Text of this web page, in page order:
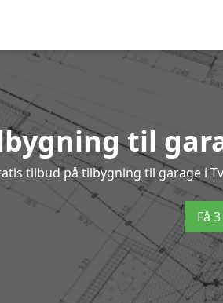
til
tilbud på tilbygning til garage i
Få